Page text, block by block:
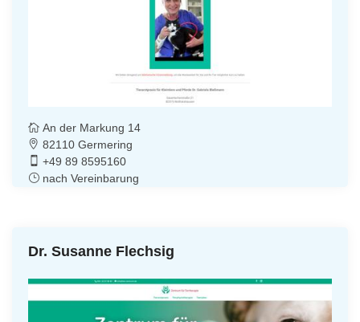
An der Markung 14
82110 Germering
+49 89 8595160
nach Vereinbarung
Dr. Susanne Flechsig